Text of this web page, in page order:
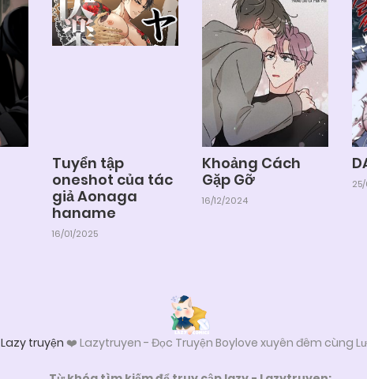
Tuyển tập
oneshot của tác
giả Aonaga
haname
16/01/2025
Khoảng Cách
Gặp Gỡ
16/12/2024
Lazy truyện ❤️ Lazytruyen - Đọc Truyện Boylove xuyên đêm cùng